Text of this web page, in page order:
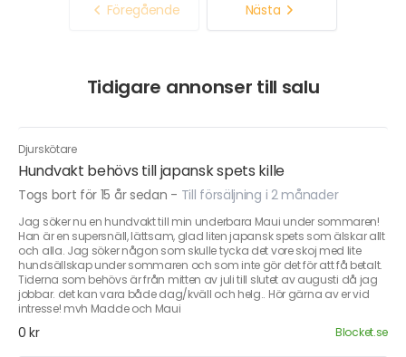
Föregående Nästa
Tidigare annonser till salu
Djurskötare
Hundvakt behövs till japansk spets kille
Togs bort för 15 år sedan - Till försäljning i 2 månader
Jag söker nu en hundvakt till min underbara Maui under sommaren!
Han är en supersnäll, lättsam, glad liten japansk spets som älskar allt
och alla. Jag söker någon som skulle tycka det vore skoj med lite
hundsällskap under sommaren och som inte gör det för att få betalt.
Tiderna som behövs är från mitten av juli till slutet av augusti då jag
jobbar. det kan vara både dag/kväll och helg.. Hör gärna av er vid
intresse! mvh Madde och Maui
0 kr Blocket.se